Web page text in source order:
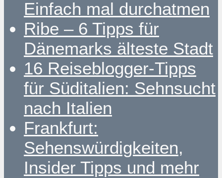
Einfach mal durchatmen
Ribe – 6 Tipps für
Dänemarks älteste Stadt
16 Reiseblogger-Tipps
für Süditalien: Sehnsucht
nach Italien
Frankfurt:
Sehenswürdigkeiten,
Insider Tipps und mehr